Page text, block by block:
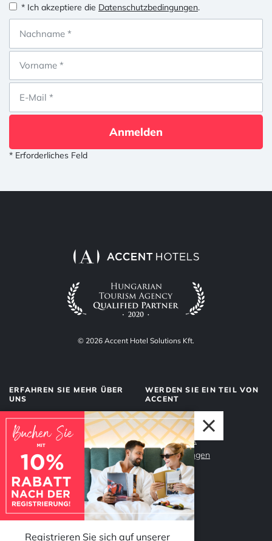
* Ich akzeptiere die Datenschutzbedingungen.
Anmelden
* Erforderliches Feld
© 2026 Accent Hotel Solutions Kft.
ERFAHREN SIE MEHR ÜBER
UNS
Über uns
Datenschutz
Impressum
Warum Accent?
WERDEN SIE EIN TEIL VON
ACCENT
Management
Dienstleistungen
Unser Team
Registrieren Sie sich auf unserer